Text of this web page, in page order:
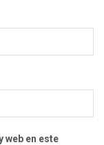
web en este